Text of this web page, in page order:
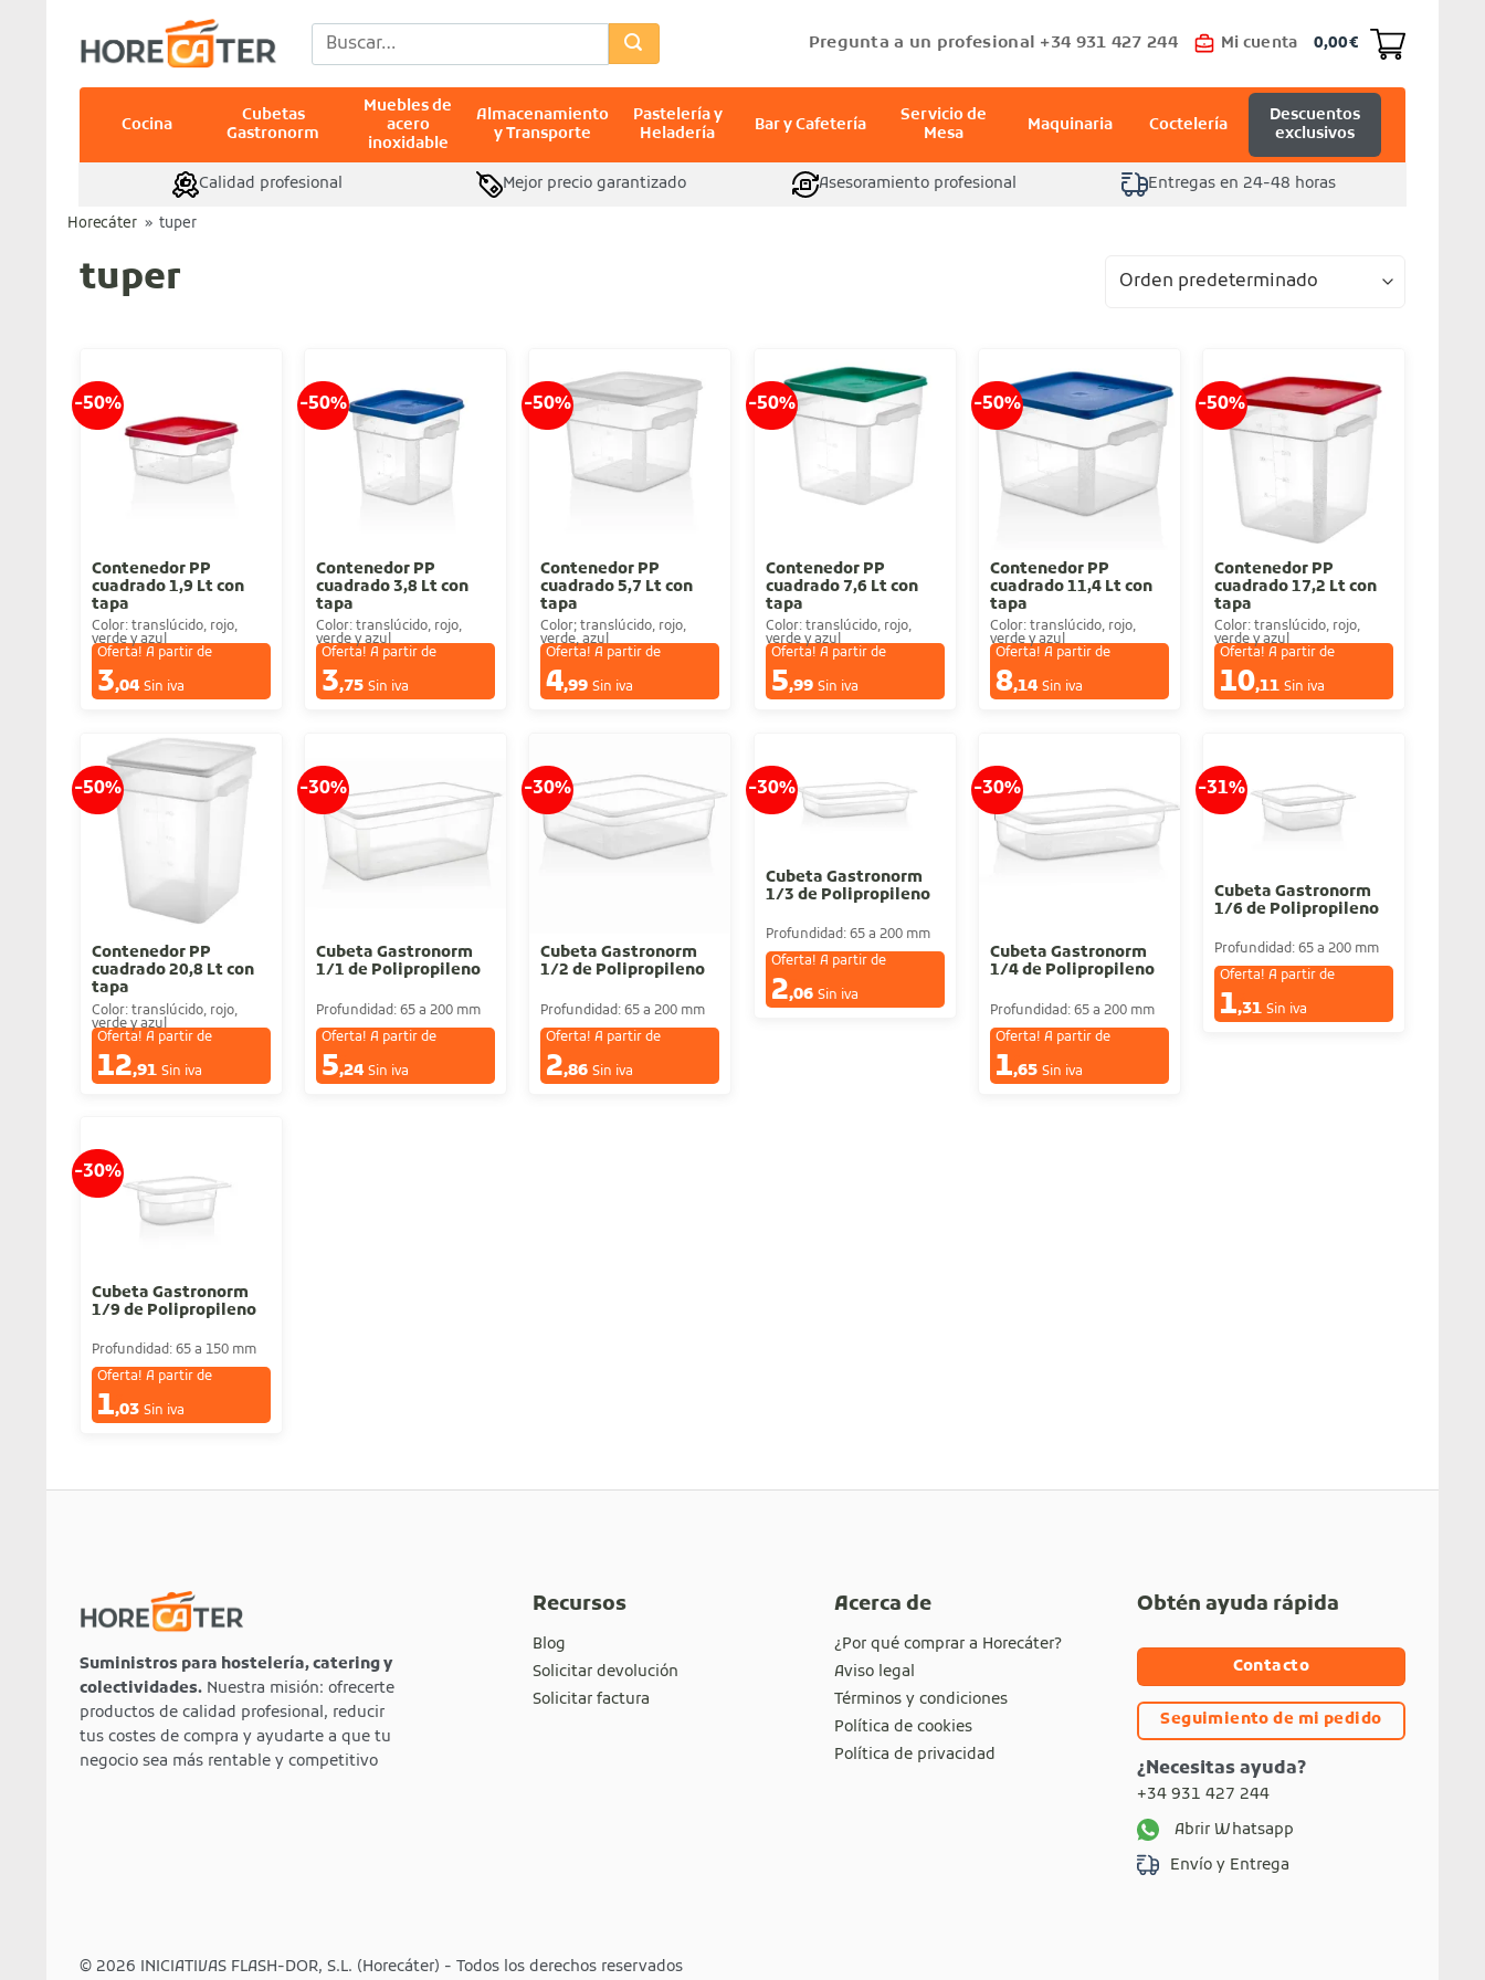
contenido
Buscar
por:
Pregunta a un profesional +34 931 427 244 Mi cuenta 0,00€
Cocina
Cubetas
Gastronorm
Muebles de
acero
inoxidable
Almacenamiento
y Transporte
Pastelería y
Heladería
Bar y Cafetería
Servicio de
Mesa
Maquinaria Coctelería
Descuentos
exclusivos
Calidad profesional Mejor precio garantizado Asesoramiento profesional Entregas en 24-48 horas
Horecáter » tuper
tuper
-50%
Contenedor PP
cuadrado 1,9 Lt con
tapa
Color: translúcido, rojo,
verde y azul
Oferta! A partir de
3,04 Sin iva
-50%
Contenedor PP
cuadrado 3,8 Lt con
tapa
Color: translúcido, rojo,
verde y azul
Oferta! A partir de
3,75 Sin iva
-50%
Contenedor PP
cuadrado 5,7 Lt con
tapa
Color; translúcido, rojo,
verde, azul
Oferta! A partir de
4,99 Sin iva
-50%
Contenedor PP
cuadrado 7,6 Lt con
tapa
Color: translúcido, rojo,
verde y azul
Oferta! A partir de
5,99 Sin iva
-50%
Contenedor PP
cuadrado 11,4 Lt con
tapa
Color: translúcido, rojo,
verde y azul
Oferta! A partir de
8,14 Sin iva
-50%
Contenedor PP
cuadrado 17,2 Lt con
tapa
Color: translúcido, rojo,
verde y azul
Oferta! A partir de
10,11 Sin iva
-50%
Contenedor PP
cuadrado 20,8 Lt con
tapa
Color: translúcido, rojo,
verde y azul
Oferta! A partir de
12,91 Sin iva
-30%
Cubeta Gastronorm
1/1 de Polipropileno
Profundidad: 65 a 200 mm
Oferta! A partir de
5,24 Sin iva
-30%
Cubeta Gastronorm
1/2 de Polipropileno
Profundidad: 65 a 200 mm
Oferta! A partir de
2,86 Sin iva
-30%
Cubeta Gastronorm
1/3 de Polipropileno
Profundidad: 65 a 200 mm
Oferta! A partir de
2,06 Sin iva
-30%
Cubeta Gastronorm
1/4 de Polipropileno
Profundidad: 65 a 200 mm
Oferta! A partir de
1,65 Sin iva
-31%
Cubeta Gastronorm
1/6 de Polipropileno
Profundidad: 65 a 200 mm
Oferta! A partir de
1,31 Sin iva
-30%
Cubeta Gastronorm
1/9 de Polipropileno
Profundidad: 65 a 150 mm
Oferta! A partir de
1,03 Sin iva
Suministros para hostelería, catering y
colectividades. Nuestra misión: ofrecerte
productos de calidad profesional, reducir
tus costes de compra y ayudarte a que tu
negocio sea más rentable y competitivo
Recursos
Blog
Solicitar devolución
Solicitar factura
Acerca de
¿Por qué comprar a Horecáter?
Aviso legal
Términos y condiciones
Política de cookies
Política de privacidad
Obtén ayuda rápida
Contacto
Seguimiento de mi pedido
¿Necesitas ayuda?
+34 931 427 244
Abrir Whatsapp
Envío y Entrega
© 2026 INICIATIVAS FLASH-DOR, S.L. (Horecáter) - Todos los derechos reservados